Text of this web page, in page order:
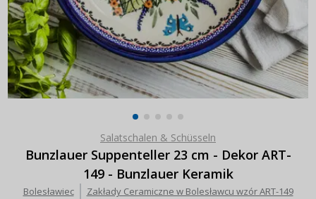
Salatschalen & Schüsseln
Bunzlauer Suppenteller 23 cm - Dekor ART-
149 - Bunzlauer Keramik
Bolesławiec Zakłady Ceramiczne w Bolesławcu wzór ART-149